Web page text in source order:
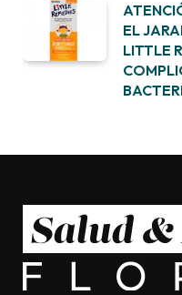
EL
LITTLE